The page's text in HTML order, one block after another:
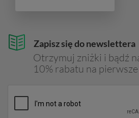
Zapisz się do newslettera
Otrzymuj zniżki i bądź
10% rabatu na